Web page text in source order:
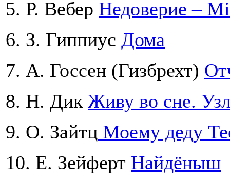
5. Р. Вебер Недоверие –
6. З. Гиппиус Дома
7. А. Госсен (Гизбрехт)
8. Н. Дик Живу во сне.
9. О. Зaйтц Моему деду
10. Е. Зейферт Найдёныш